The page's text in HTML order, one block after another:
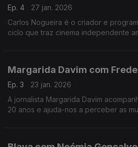
Ep. 4
27 jan. 2026
Carlos Nogueira é o criador e
ciclo que traz cinema independente
Margarida Davim com
Ep. 3
23 jan. 2026
A jornalista Margarida Davim
20 anos e ajuda-nos a perceber as